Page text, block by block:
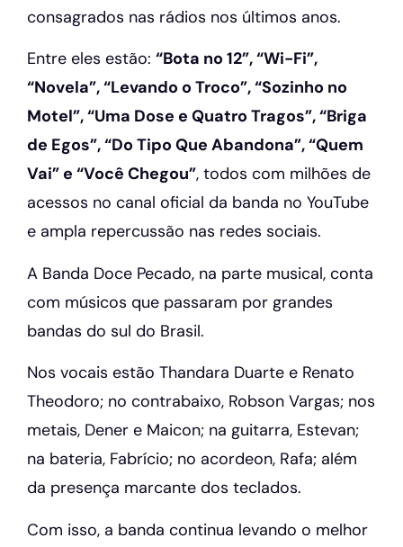
consagrados nas rádios nos últimos anos.
Entre eles estão: “Bota no 12”, “Wi-Fi”,
“Novela”, “Levando o Troco”, “Sozinho no
Motel”, “Uma Dose e Quatro Tragos”, “Briga
de Egos”, “Do Tipo Que Abandona”, “Quem
Vai” e “Você Chegou”, todos com milhões de
acessos no canal oficial da banda no YouTube
e ampla repercussão nas redes sociais.
A Banda Doce Pecado, na parte musical, conta
com músicos que passaram por grandes
bandas do sul do Brasil.
Nos vocais estão Thandara Duarte e Renato
Theodoro; no contrabaixo, Robson Vargas; nos
metais, Dener e Maicon; na guitarra, Estevan;
na bateria, Fabrício; no acordeon, Rafa; além
da presença marcante dos teclados.
Com isso, a banda continua levando o melhor